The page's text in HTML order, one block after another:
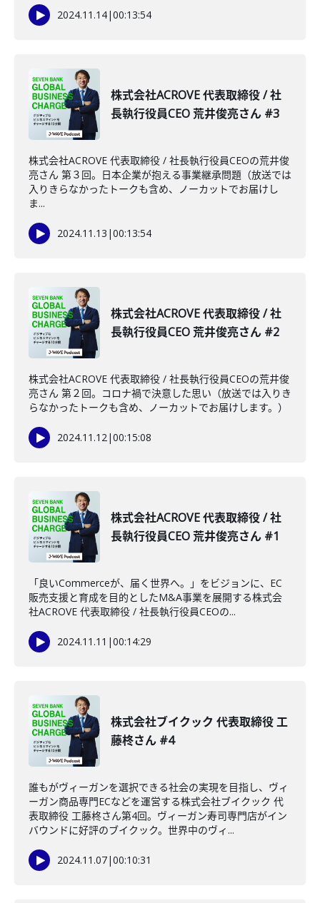
2024.11.14|00:13:54
株式会社ACROVE 代表取締役 / 社
長執行役員CEO 荒井俊亮さん #3
株式会社ACROVE 代表取締役 / 社長執行役員CEOの荒井俊
亮さん 第３回。日本企業が抱える事業継承問題（放送では
入りきらなかったトークも含め、ノーカットでお届けし
ま...
2024.11.13 |00:13:54
株式会社ACROVE 代表取締役 / 社
長執行役員CEO 荒井俊亮さん #2
株式会社ACROVE 代表取締役 / 社長執行役員CEOの荒井俊
亮さん 第２回。コロナ禍で決意した思い（放送では入りき
らなかったトークも含め、ノーカットでお届けします。）
2024.11.12|00:15:08
株式会社ACROVE 代表取締役 / 社
長執行役員CEO 荒井俊亮さん #1
「良いCommerceが、届く世界へ。」をビジョンに、EC
販売支援と育成を目的としたM&A事業を展開する株式会
社ACROVE 代表取締役 / 社長執行役員CEOの...
2024.11.11 |00:14:29
株式会社ブイクック 代表取締役 工
藤柊さん #4
誰もがヴィーガンを選択できる社会の実現を目指し、ヴィ
ーガン商品専門ECなどを運営する株式会社ブイクック 代
表取締役 工藤柊さん第4回。ヴィーガン寿司専門店がイン
バウンドに好評のブイクック。世界中のヴィ...
2024.11.07|00:10:31